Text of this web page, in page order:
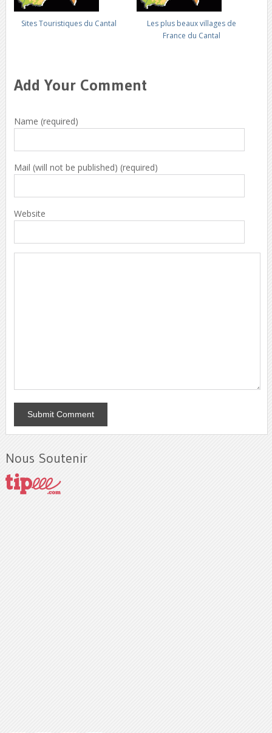
Sites Touristiques du Cantal
Les plus beaux villages de
France du Cantal
Add Your Comment
Name (required)
Mail (will not be published) (required)
Website
Nous Soutenir